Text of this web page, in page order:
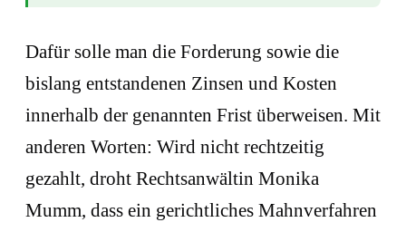
Dafür solle man die Forderung sowie die
bislang entstandenen Zinsen und Kosten
innerhalb der genannten Frist überweisen. Mit
anderen Worten: Wird nicht rechtzeitig
gezahlt, droht Rechtsanwältin Monika
Mumm, dass ein gerichtliches Mahnverfahren